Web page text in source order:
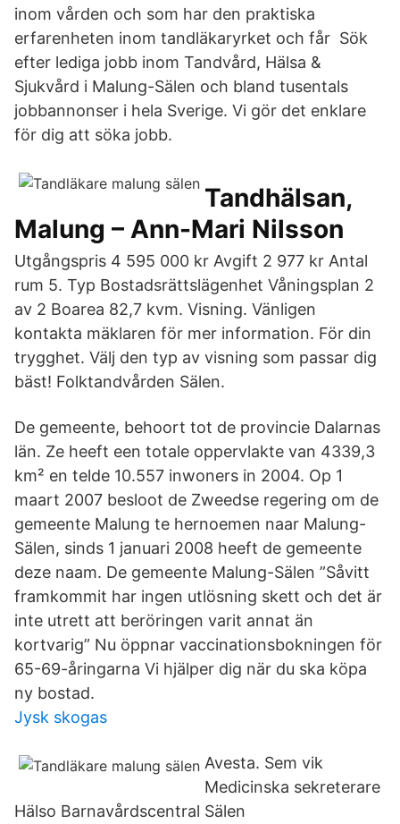
inom vården och som har den praktiska
erfarenheten inom tandläkaryrket och får Sök
efter lediga jobb inom Tandvård, Hälsa &
Sjukvård i Malung-Sälen och bland tusentals
jobbannonser i hela Sverige. Vi gör det enklare
för dig att söka jobb.
Tandhälsan,
Malung – Ann-Mari Nilsson
Utgångspris 4 595 000 kr Avgift 2 977 kr Antal
rum 5. Typ Bostadsrättslägenhet Våningsplan 2
av 2 Boarea 82,7 kvm. Visning. Vänligen
kontakta mäklaren för mer information. För din
trygghet. Välj den typ av visning som passar dig
bäst! Folktandvården Sälen.
De gemeente, behoort tot de provincie Dalarnas
län. Ze heeft een totale oppervlakte van 4339,3
km² en telde 10.557 inwoners in 2004. Op 1
maart 2007 besloot de Zweedse regering om de
gemeente Malung te hernoemen naar Malung-
Sälen, sinds 1 januari 2008 heeft de gemeente
deze naam. De gemeente Malung-Sälen ”Såvitt
framkommit har ingen utlösning skett och det är
inte utrett att beröringen varit annat än
kortvarig” Nu öppnar vaccinationsbokningen för
65-69-åringarna Vi hjälper dig när du ska köpa
ny bostad.
Jysk skogas
Avesta. Sem vik
Medicinska sekreterare
Hälso Barnavårdscentral Sälen